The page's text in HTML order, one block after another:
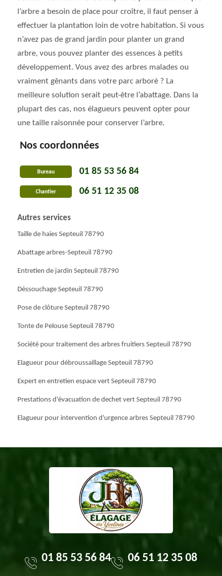
l’arbre a besoin de place pour croître, il faut penser à
effectuer la plantation loin de votre habitation. Si vous
n’avez pas de grand jardin pour planter un grand
arbre, vous pouvez planter des essences à petits
développement. Vous avez des arbres malades ou
vraiment gênants dans votre parc arboré ? La
meilleure solution serait peut-être l’abattage. Dans la
plupart des cas, nos élagueurs peuvent opter pour
une taille raisonnée pour conserver l’arbre.
Nos coordonnées
Bureau 01 85 53 56 84
Chantier 06 51 12 35 08
Autres services
Taille de haies Septeuil 78790
Abattage arbres-Septeuil 78790
Entretien de jardin Septeuil 78790
Déssouchage Septeuil 78790
Pose de clôture Septeuil 78790
Tonte de Pelouse Septeuil 78790
Société pour traitement des arbres fruitiers Septeuil 78790
Elagueur pour débroussaillage Septeuil 78790
Expert en entretien espace vert Septeuil 78790
Prestations d'évacuation de dechet vert Septeuil 78790
Elagueur pour intervention d'urgence arbres Septeuil 78790
01 85 53 56 84 06 51 12 35 08